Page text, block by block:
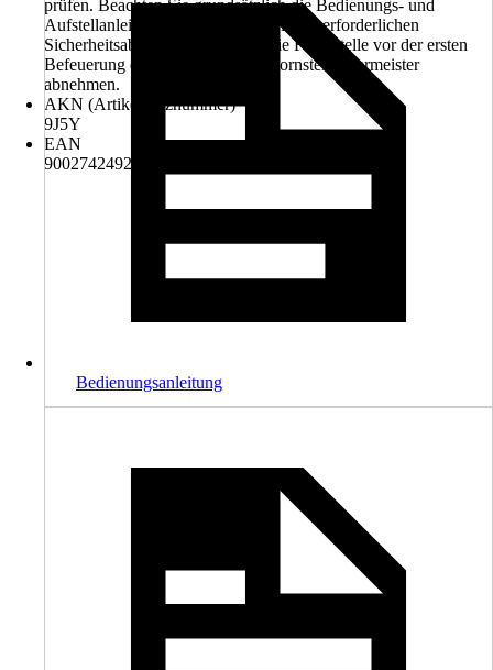
prüfen. Beachten Sie grundsätzlich die Bedienungs- und
Aufstellanleitungen und wahren Sie die erforderlichen
Sicherheitsabstände. Lassen Sie die Feuerstelle vor der ersten
Befeuerung durch den Bezirksschornsteinfegermeister
abnehmen.
AKN (Artikelkurznummer)
9J5Y
EAN
9002742492564
Bedienungsanleitung